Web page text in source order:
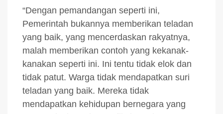
“Dengan pemandangan seperti ini,
Pemerintah bukannya memberikan teladan
yang baik, yang mencerdaskan rakyatnya,
malah memberikan contoh yang kekanak-
kanakan seperti ini. Ini tentu tidak elok dan
tidak patut. Warga tidak mendapatkan suri
teladan yang baik. Mereka tidak
mendapatkan kehidupan bernegara yang